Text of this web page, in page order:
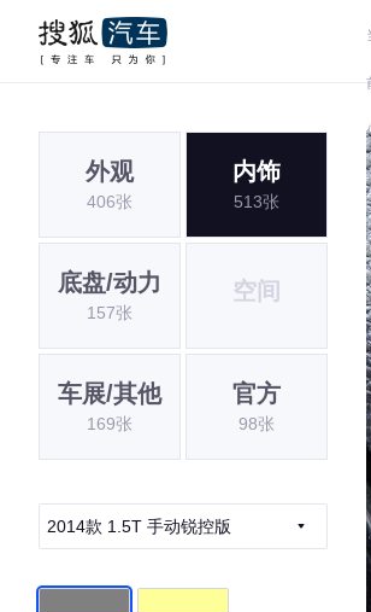
外观
406张
内饰
513张
底盘/动力
157张
空间
车展/其他
169张
官方
98张
2014款 1.5T 手动锐控版